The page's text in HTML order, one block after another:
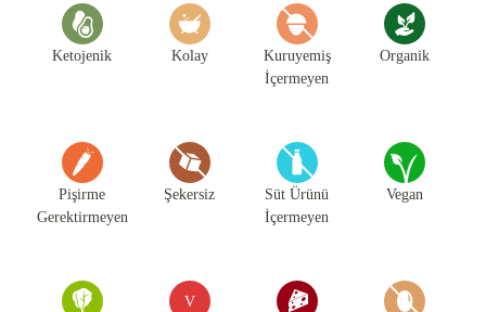
Ketojenik Kolay
Kuruyemiş
İçermeyen
Organik
Pişirme
Gerektirmeyen
Şekersiz
Süt Ürünü
İçermeyen
Vegan
V